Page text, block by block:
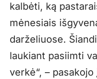
kalbėti, ką
mėnesiais
darželiuose.
laukiant pasiimti
verkė“, –